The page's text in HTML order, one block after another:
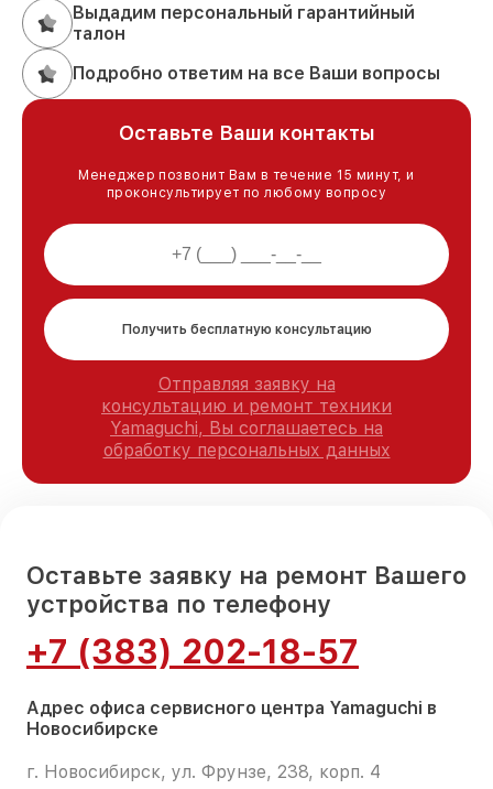
Выдадим персональный гарантийный
талон
Подробно ответим на все Ваши вопросы
Оставьте Ваши контакты
Менеджер позвонит Вам в течение 15 минут, и
проконсультирует по любому вопросу
Получить бесплатную консультацию
Отправляя заявку на
консультацию и ремонт техники
Yamaguchi, Вы соглашаетесь на
обработку персональных данных
Оставьте заявку на ремонт Вашего
устройства по телефону
+7 (383) 202-18-57
Адрес офиса сервисного центра Yamaguchi в
Новосибирске
г. Новосибирск, ул. Фрунзе, 238, корп. 4